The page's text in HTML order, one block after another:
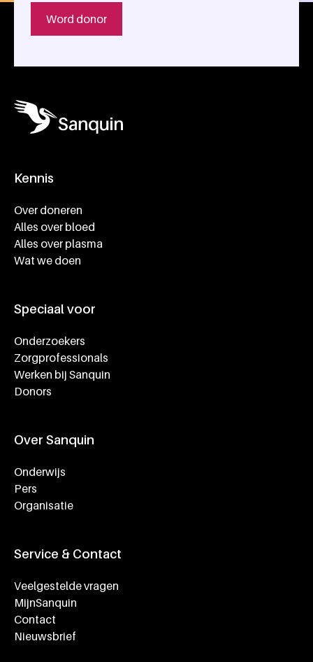
Word donor
Kennis
Over doneren
Alles over bloed
Alles over plasma
Wat we doen
Speciaal voor
Onderzoekers
Zorgprofessionals
Werken bij Sanquin
Donors
Over Sanquin
Onderwijs
Pers
Organisatie
Service & Contact
Veelgestelde vragen
MijnSanquin
Contact
Nieuwsbrief